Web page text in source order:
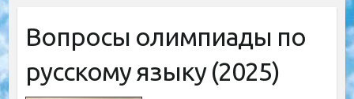
Вопросы олимпиады по
русскому языку (2025)